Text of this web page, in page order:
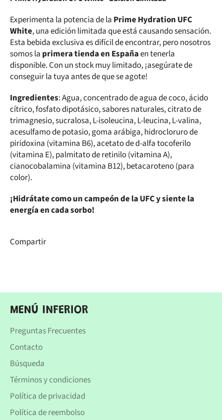
Experimenta la potencia de la Prime Hydration UFC
White, una edición limitada que está causando sensación.
Esta bebida exclusiva es difícil de encontrar, pero nosotros
somos la primera tienda en Españaen tenerla
disponible. Con un stock muy limitado, ¡asegúrate de
conseguir la tuya antes de que se agote!
Ingredientes: Agua, concentrado de agua de coco, ácido
cítrico, fosfato dipotásico, sabores naturales, citrato de
trimagnesio, sucralosa, L-isoleucina, L-leucina, L-valina,
acesulfamo de potasio, goma arábiga, hidrocloruro de
piridoxina (vitamina B6), acetato de d-alfa tocoferilo
(vitamina E), palmitato de retinilo (vitamina A),
cianocobalamina (vitamina B12), betacaroteno (para
color).
¡Hidrátate como un campeón de la UFC y siente la
energía en cada sorbo!
Compartir
MENÚ INFERIOR
Preguntas Frecuentes
Contacto
Búsqueda
Términos y condiciones
Política de privacidad
Política de reembolso